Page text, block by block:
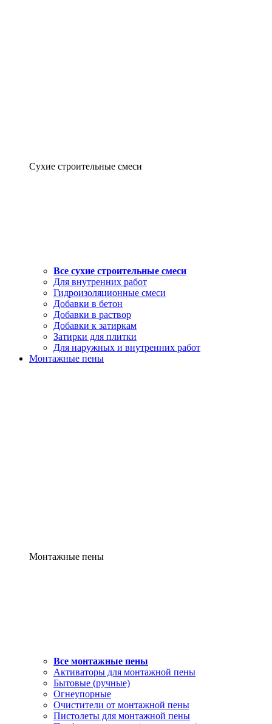
Сухие строительные смеси
Все сухие строительные смеси
Для внутренних работ
Гидроизоляционные смеси
Добавки в бетон
Добавки в раствор
Добавки к затиркам
Затирки для плитки
Для наружных и внутренних работ
Монтажные пены
Монтажные пены
Все монтажные пены
Активаторы для монтажной пены
Бытовые (ручные)
Огнеупорные
Очистители от монтажной пены
Пистолеты для монтажной пены